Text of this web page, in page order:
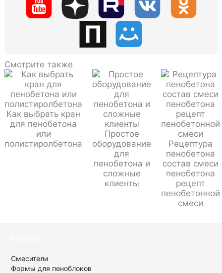
Смотрите также
Как выбрать кран
для пенобетона
или
полистиролбетона
Простое
оборудование
для
пенобетона и
сложные
клиенты
Рецептура
пенобетона
состав смеси
пенобетона
рецепт
пенобетонной
смеси
Смесители
Формы для пеноблоков